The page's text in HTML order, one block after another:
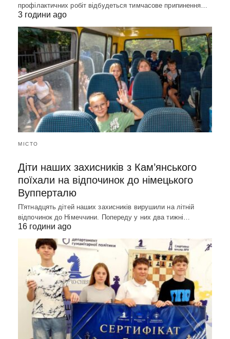
профілактичних робіт відбудеться тимчасове припинення…
3 години ago
МІСТО
Діти наших захисників з Кам’янського
поїхали на відпочинок до німецького
Вупперталю
П'ятнадцять дітей наших захисників вирушили на літній
відпочинок до Німеччини. Попереду у них два тижні…
16 години ago